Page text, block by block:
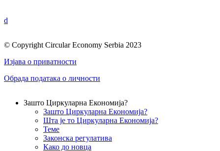
d
© Copyright Circular Economy Serbia 2023
Изјава о приватности
Обрада података о личности
Зашто Циркуларна Економија?
Зашто Циркуларна Економија?
Шта је то Циркуларна Економија?
Теме
Законска регулатива
Како до новца